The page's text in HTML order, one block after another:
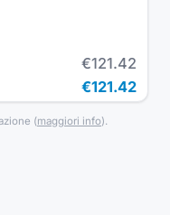
€121.42
€121.42
(maggiori info).